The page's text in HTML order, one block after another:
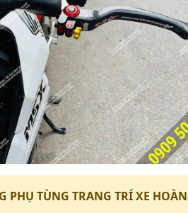
PHỤ TÙNG TRANG TRÍ XE